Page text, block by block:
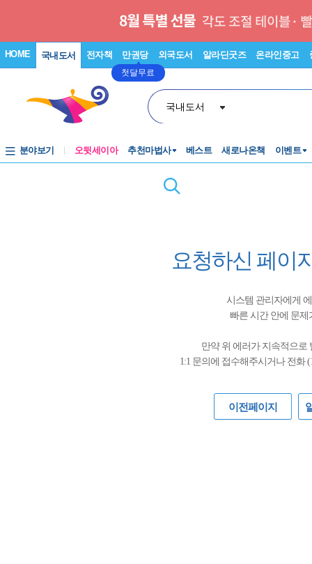
HOME 국내도서 전자책 만권당
첫달무료
외국도서 알라딘굿즈 온라인중고
국내도서
분야보기 오뒷세이아 추천마법사 베스트 새로나온책 이벤트
요청하신 페이
시스템 관리자에게
빠른 시간 안에 문
만약 위 에러가 지속적으로
1:1 문의에 접수해주시거나 전화 (
이전페이지